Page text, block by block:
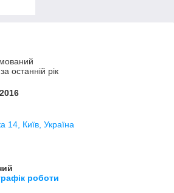
останній рік
14, Київ, Україна
роботи